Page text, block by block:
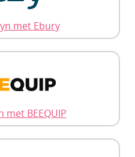
met Ebury
met BEEQUIP